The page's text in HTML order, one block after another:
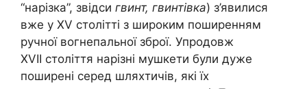
“нарізка”, звідси гвинт, гвинтівка) з’явилися
вже у XV столітті з широким поширенням
ручної вогнепальної зброї. Упродовж
XVII століття нарізні мушкети були дуже
поширені серед шляхтичів, які їх